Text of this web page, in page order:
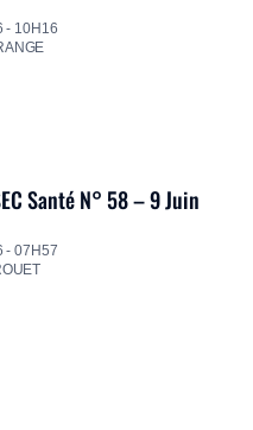
- 10H16
Santé N° 58 – 9 Juin
- 07H57